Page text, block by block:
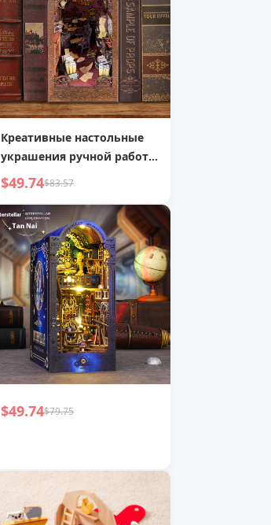
Креативные настольные
украшения ручной работы
DIY Дом Трехмерная
модель Деревянная сборка
3D пазл
$49.74$83.57
$49.74$79.75